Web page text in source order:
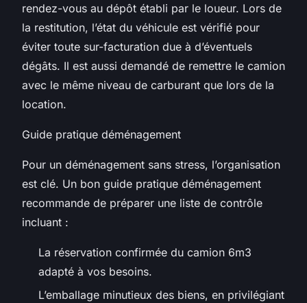
rendez-vous au dépôt établi par le loueur. Lors de
la restitution, l’état du véhicule est vérifié pour
éviter toute sur-facturation due à d’éventuels
dégâts. Il est aussi demandé de remettre le camion
avec le même niveau de carburant que lors de la
location.
Guide pratique déménagement
Pour un déménagement sans stress, l’organisation
est clé. Un bon guide pratique déménagement
recommande de préparer une liste de contrôle
incluant :
La réservation confirmée du camion 6m3
adapté à vos besoins.
L’emballage minutieux des biens, en privilégiant